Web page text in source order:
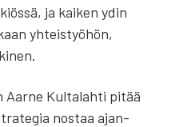
ja kai­ken ydin
yhteis­työ­hön,
Aar­ne Kul­ta­lah­ti pitää
nos­taa ajan­